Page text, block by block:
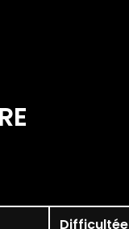
Difficultée